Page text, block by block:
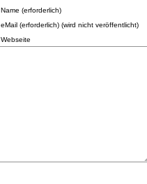
Name (erforderlich)
eMail (erforderlich) (wird nicht veröffentlicht)
Webseite